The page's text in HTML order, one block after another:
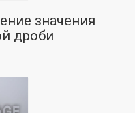
значения
дроби